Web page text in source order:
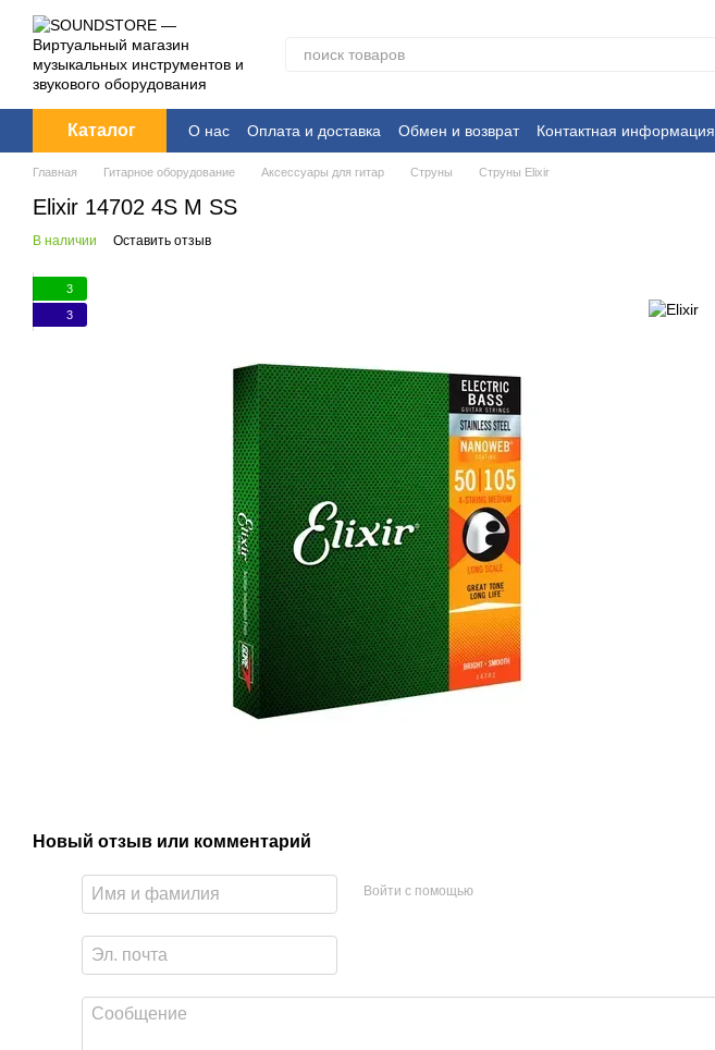
Перейти к основному контенту
Каталог О нас Оплата и доставка Обмен и возврат Контактная информация
Главная Гитарное оборудование Аксессуары для гитар Струны Струны Elixir
Elixir 14702 4S M SS
В наличии Оставить отзыв
3
3
Новый отзыв или комментарий
Войти с помощью